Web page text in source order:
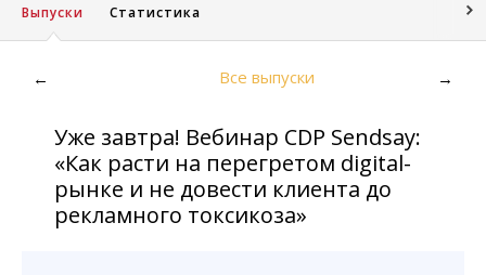
Выпуски Статистика
← Все выпуски →
Уже завтра! Вебинар CDP Sendsay:
«Как расти на перегретом digital-
рынке и не довести клиента до
рекламного токсикоза»